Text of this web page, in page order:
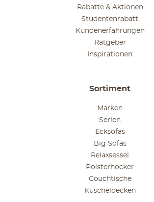
Rabatte & Aktionen
Studentenrabatt
Kundenerfahrungen
Ratgeber
Inspirationen
Sortiment
Marken
Serien
Ecksofas
Big Sofas
Relaxsessel
Polsterhocker
Couchtische
Kuscheldecken